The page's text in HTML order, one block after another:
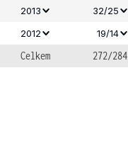
2013
32/25
2012
19/14
Celkem 272/284